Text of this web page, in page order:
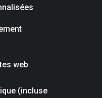
web
(incluse